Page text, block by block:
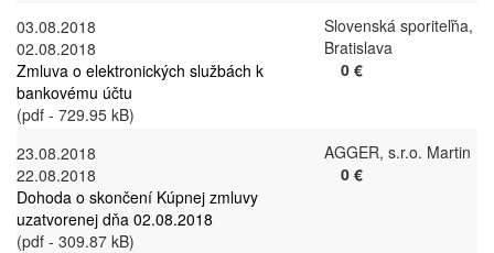
03.08.2018
02.08.2018
Zmluva o elektronických službách k
bankovému účtu
(pdf - 729.95 kB)
Slovenská sporiteľňa,
Bratislava
0 €
23.08.2018
22.08.2018
Dohoda o skončení Kúpnej zmluvy
uzatvorenej dňa 02.08.2018
(pdf - 309.87 kB)
AGGER, s.r.o. Martin
0 €